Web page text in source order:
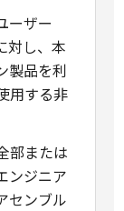
ーザー
対し、本
製品を利
用する非
部または
ンジニア
センブル